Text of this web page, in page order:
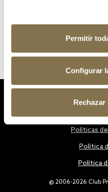
Permitir
Configurar
@ 2006-2026 Club
Políticas
Política
Política